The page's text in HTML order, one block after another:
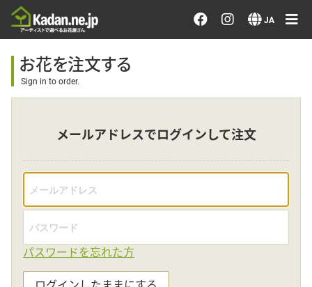
JA
お花を注文する・探す
おまかせ注文
最近のオーダー作品
アーティストで選ぶ
届けたい気持ちで選ぶ
ログイン
お花を注文する
Sign in to order.
メールアドレスでログインして注文
パスワードを忘れた方